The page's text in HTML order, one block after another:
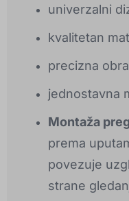
univerzalni
kvalitetan
precizna
jednostavna
Montaža
prema
povezuje
strane